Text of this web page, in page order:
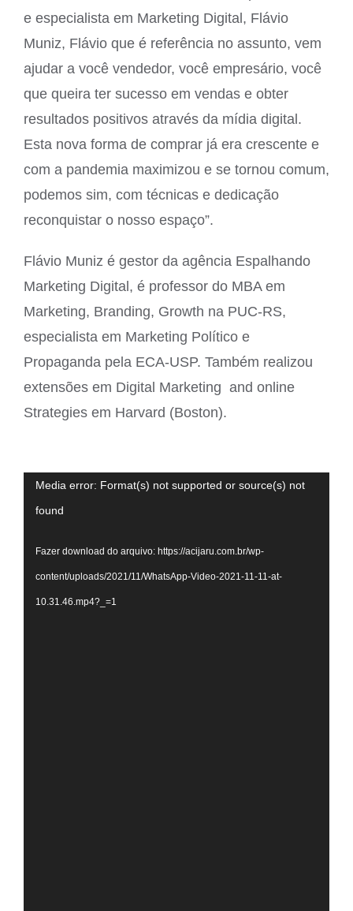
e especialista em Marketing Digital, Flávio
Muniz, Flávio que é referência no assunto, vem
ajudar a você vendedor, você empresário, você
que queira ter sucesso em vendas e obter
resultados positivos através da mídia digital.
Esta nova forma de comprar já era crescente e
com a pandemia maximizou e se tornou comum,
podemos sim, com técnicas e dedicação
reconquistar o nosso espaço”.
Flávio Muniz é gestor da agência Espalhando
Marketing Digital, é professor do MBA em
Marketing, Branding, Growth na PUC-RS,
especialista em Marketing Político e
Propaganda pela ECA-USP. Também realizou
extensões em Digital Marketing and online
Strategies em Harvard (Boston).
Tocador
de
Media error: Format(s) not supported or source(s) not
found
Fazer download do arquivo: https://acijaru.com.br/wp-
content/uploads/2021/11/WhatsApp-Video-2021-11-11-at-
10.31.46.mp4?_=1